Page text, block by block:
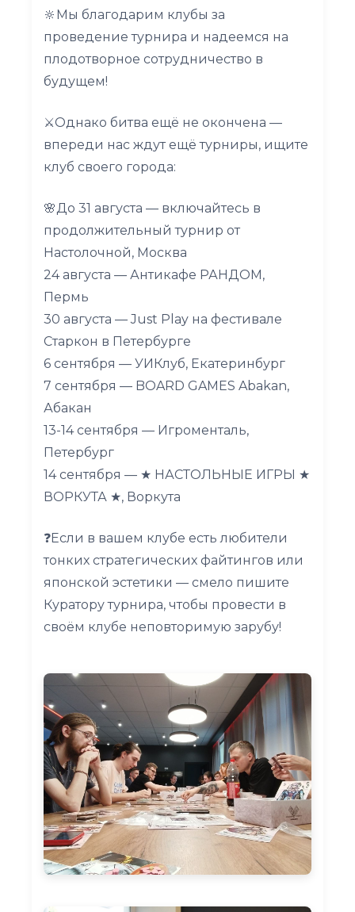
🔆Мы благодарим клубы за
проведение турнира и надеемся на
плодотворное сотрудничество в
будущем!
⚔️Однако битва ещё не окончена —
впереди нас ждут ещё турниры, ищите
клуб своего города:
🌸До 31 августа — включайтесь в
продолжительный турнир от
Настолочной, Москва
24 августа — Антикафе РАНДОМ,
Пермь
30 августа — Just Play на фестивале
Старкон в Петербурге
6 сентября — УИКлуб, Екатеринбург
7 сентября — BOARD GAMES Abakan,
Абакан
13-14 сентября — Игроменталь,
Петербург
14 сентября — ★ НАСТОЛЬНЫЕ ИГРЫ ★
ВОРКУТА ★, Воркута
❓Если в вашем клубе есть любители
тонких стратегических файтингов или
японской эстетики — смело пишите
Куратору турнира, чтобы провести в
своём клубе неповторимую зарубу!